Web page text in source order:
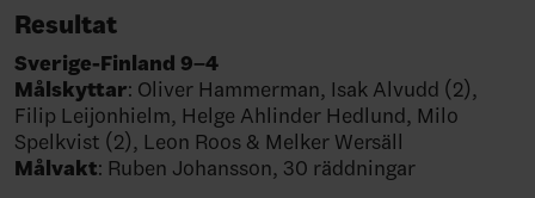
Resultat
Sverige-Finland 9–4
Målskyttar: Oliver Hammerman, Isak Alvudd (2),
Filip Leijonhielm, Helge Ahlinder Hedlund, Milo
Spelkvist (2), Leon Roos & Melker Wersäll
Målvakt: Ruben Johansson, 30 räddningar